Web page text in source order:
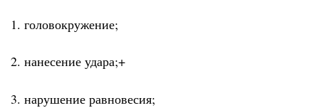
1. головокружение;
2. нанесение удара;+
3. нарушение равновесия;